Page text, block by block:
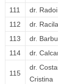
111
dr.
112
dr.
113
dr.
114
dr.
115
dr.
Cristina